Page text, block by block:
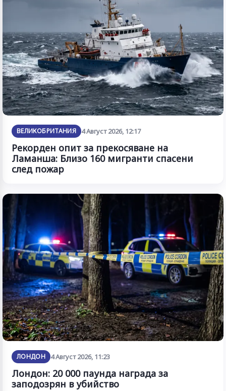
ВЕЛИКОБРИТАНИЯ 4 Август 2026, 12:17
Рекорден опит за прекосяване на
Ламанша: Близо 160 мигранти спасени
след пожар
ЛОНДОН 4 Август 2026, 11:23
Лондон: 20 000 паунда награда за
заподозрян в убийство